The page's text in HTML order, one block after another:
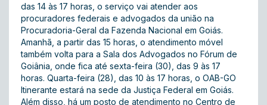
das 14 às 17 horas, o serviço vai atender aos
procuradores federais e advogados da união na
Procuradoria-Geral da Fazenda Nacional em Goiás.
Amanhã, a partir das 15 horas, o atendimento móvel
também volta para a Sala dos Advogados no Fórum de
Goiânia, onde fica até sexta-feira (30), das 9 às 17
horas. Quarta-feira (28), das 10 às 17 horas, o OAB-GO
Itinerante estará na sede da Justiça Federal em Goiás.
Além disso, há um posto de atendimento no Centro de